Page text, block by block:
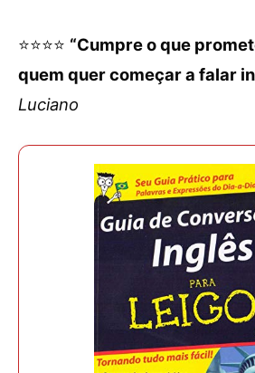
⭐⭐⭐⭐ “Cumpre o que
quem quer começar a falar
Luciano